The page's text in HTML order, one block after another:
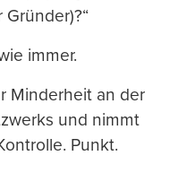
immer.
Minderheit an der
und nimmt
Punkt.